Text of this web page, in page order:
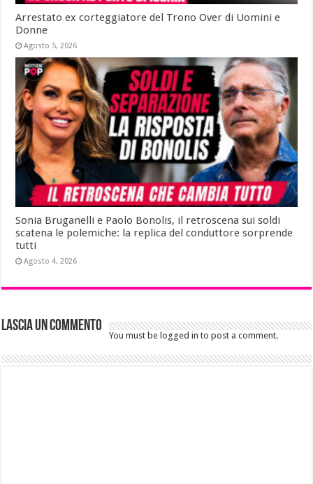
Arrestato ex corteggiatore del Trono Over di Uomini e
Donne
Agosto 5, 2026
Sonia Bruganelli e Paolo Bonolis, il retroscena sui soldi
scatena le polemiche: la replica del conduttore sorprende
tutti
Agosto 4, 2026
Lascia un commento
You must be logged in to post a comment.